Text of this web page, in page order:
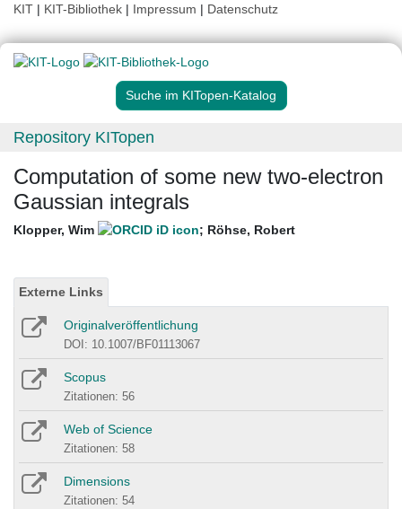
KIT | KIT-Bibliothek | Impressum | Datenschutz
Suche im KITopen-Katalog
Repository KITopen
Computation of some new two-electron
Gaussian integrals
Klopper, Wim ; Röhse, Robert
Externe Links
Originalveröffentlichung
DOI: 10.1007/BF01113067
Scopus
Zitationen: 56
Web of Science
Zitationen: 58
Dimensions
Zitationen: 54